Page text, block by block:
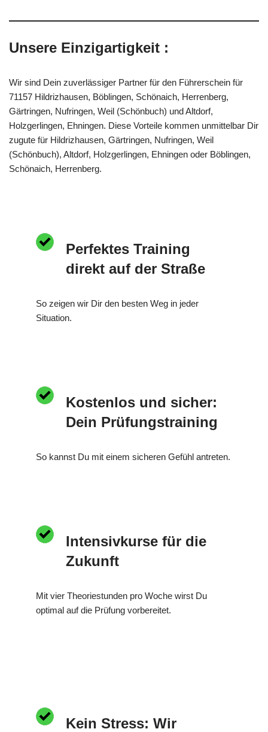
Unsere Einzigartigkeit :
Wir sind Dein zuverlässiger Partner für den Führerschein für
71157 Hildrizhausen, Böblingen, Schönaich, Herrenberg,
Gärtringen, Nufringen, Weil (Schönbuch) und Altdorf,
Holzgerlingen, Ehningen. Diese Vorteile kommen unmittelbar Dir
zugute für Hildrizhausen, Gärtringen, Nufringen, Weil
(Schönbuch), Altdorf, Holzgerlingen, Ehningen oder Böblingen,
Schönaich, Herrenberg.
Perfektes Training
direkt auf der Straße
So zeigen wir Dir den besten Weg in jeder
Situation.
Kostenlos und sicher:
Dein Prüfungstraining
So kannst Du mit einem sicheren Gefühl antreten.
Intensivkurse für die
Zukunft
Mit vier Theoriestunden pro Woche wirst Du
optimal auf die Prüfung vorbereitet.
Kein Stress: Wir